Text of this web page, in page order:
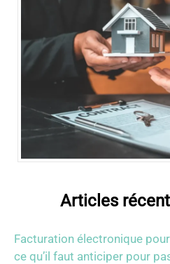
Articles
Facturation électronique
ce qu’il faut anticiper pour